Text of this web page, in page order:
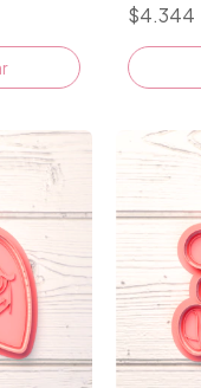
$4.344